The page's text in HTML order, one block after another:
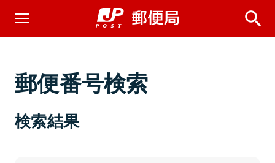
郵便番号検索
検索結果